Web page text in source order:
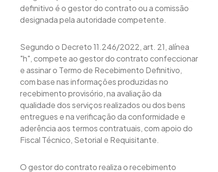
definitivo é o gestor do contrato ou a comissão
designada pela autoridade competente.
Segundo o Decreto 11.246/2022, art. 21, alínea
"h", compete ao gestor do contrato confeccionar
e assinar o Termo de Recebimento Definitivo,
com base nas informações produzidas no
recebimento provisório, na avaliação da
qualidade dos serviços realizados ou dos bens
entregues e na verificação da conformidade e
aderência aos termos contratuais, com apoio do
Fiscal Técnico, Setorial e Requisitante.
O gestor do contrato realiza o recebimento